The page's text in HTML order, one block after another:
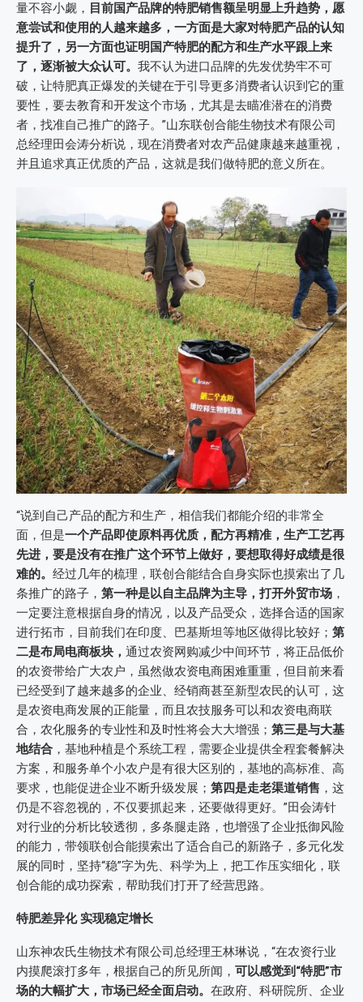
量不容小觑， 目前国产品牌的特肥销售额呈明显上升趋势，愿
意尝试和使用的人越来越多，一方面是大家对特肥产品的认知
提升了，另一方面也证明国产特肥的配方和生产水平跟上来
了，逐渐被大众认可。 我不认为进口品牌的先发优势牢不可
破，让特肥真正爆发的关键在于引导更多消费者认识到它的重
要性，要去教育和开发这个市场，尤其是去瞄准潜在的消费
者，找准自己推广的路子。”山东联创合能生物技术有限公司
总经理田会涛分析说，现在消费者对农产品健康越来越重视，
并且追求真正优质的产品，这就是我们做特肥的意义所在。
“说到自己产品的配方和生产，相信我们都能介绍的非常全
面，但是一个产品即使原料再优质，配方再精准，生产工艺再
先进，要是没有在推广这个环节上做好，要想取得好成绩是很
难的。 经过几年的梳理，联创合能结合自身实际也摸索出了几
条推广的路子， 第一种是以自主品牌为主导，打开外贸市场 ，
一定要注意根据自身的情况，以及产品受众，选择合适的国家
进行拓市，目前我们在印度、巴基斯坦等地区做得比较好； 第
二是布局电商板块， 通过农资网购减少中间环节，将正品低价
的农资带给广大农户，虽然做农资电商困难重重，但目前来看
已经受到了越来越多的企业、经销商甚至新型农民的认可，这
是农资电商发展的正能量，而且农技服务可以和农资电商联
合，农化服务的专业性和及时性将会大大增强； 第三是与大基
地结合 ，基地种植是个系统工程，需要企业提供全程套餐解决
方案，和服务单个小农户是有很大区别的，基地的高标准、高
要求，也能促进企业不断升级发展； 第四是走老渠道销售 ，这
仍是不容忽视的，不仅要抓起来，还要做得更好。”田会涛针
对行业的分析比较透彻，多条腿走路，也增强了企业抵御风险
的能力，带领联创合能摸索出了适合自己的新路子，多元化发
展的同时，坚持“稳”字为先、科学为上，把工作压实细化，联
创合能的成功探索，帮助我们打开了经营思路。
特肥差异化 实现稳定增长
山东神农氏生物技术有限公司总经理王林琳说，“在农资行业
内摸爬滚打多年，根据自己的所见所闻， 可以感觉到“特肥”市
场的大幅扩大，市场已经全面启动。 在政府、科研院所、企业